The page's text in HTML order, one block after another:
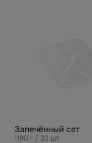
Запечённый сет
1190 г / 32 шт